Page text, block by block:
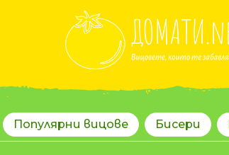
Популярни вицове Бисери